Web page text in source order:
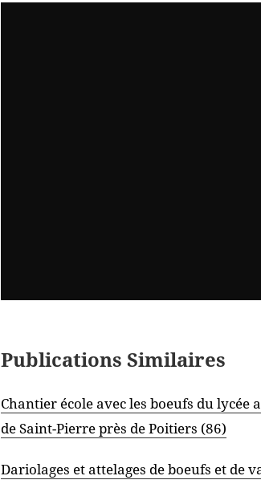
Publications Similaires
Chantier école avec les boeufs du
de Saint-Pierre près de Poitiers (86)
Dariolages et attelages de boeufs et de